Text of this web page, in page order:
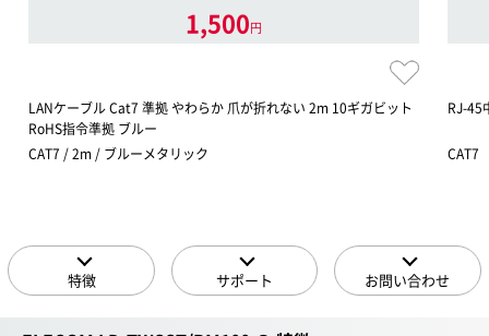
1,500円
LANケーブル Cat7 準拠 やわらか 爪が折れない 2m 10ギガビット
RoHS指令準拠 ブルー
CAT7 / 2m / ブルーメタリック
RJ-45
CAT7
特徴 サポート お問い合わせ